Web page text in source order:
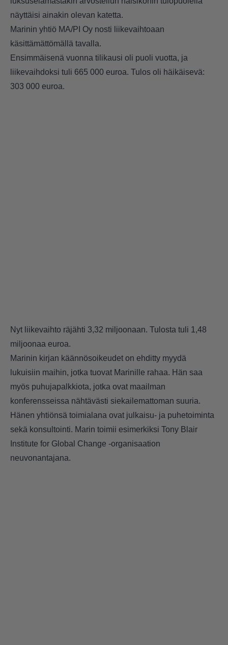
näyttäisi ainakin olevan katetta.
Marinin yhtiö MA/PI Oy nosti liikevaihtoaan
käsittämättömällä tavalla.
Ensimmäisenä vuonna tilikausi oli puoli vuotta, ja
liikevaihdoksi tuli 665 000 euroa. Tulos oli häikäisevä:
303 000 euroa.
Nyt liikevaihto räjähti 3,32 miljoonaan. Tulosta tuli 1,48
miljoonaa euroa.
Marinin kirjan käännösoikeudet on ehditty myydä
lukuisiin maihin, jotka tuovat Marinille rahaa. Hän saa
myös puhujapalkkiota, jotka ovat maailman
konferensseissa nähtävästi siekailemattoman suuria.
Hänen yhtiönsä toimialana ovat julkaisu- ja puhetoiminta
sekä konsultointi. Marin toimii esimerkiksi Tony Blair
Institute for Global Change -organisaation
neuvonantajana.